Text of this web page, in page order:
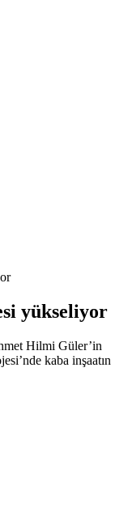
yükseliyor
Hilmi Güler’in
kaba inşaatın